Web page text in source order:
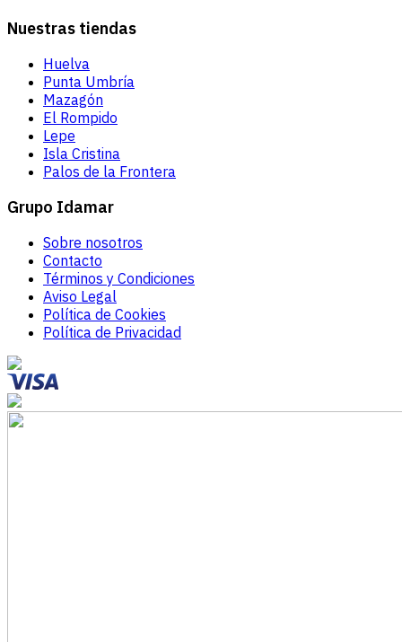
Nuestras tiendas
Huelva
Punta Umbría
Mazagón
El Rompido
Lepe
Isla Cristina
Palos de la Frontera
Grupo Idamar
Sobre nosotros
Contacto
Términos y Condiciones
Aviso Legal
Política de Cookies
Política de Privacidad